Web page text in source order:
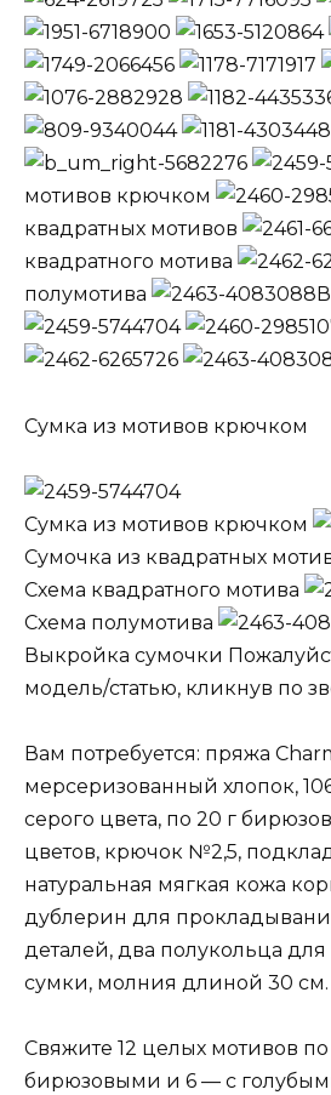
мотивов крючком
квадратных мотивов
квадратного мотива
полумотива
Сумка из мотивов крючком
Сумка из мотивов крючком
Сумочка из квадратных
Схема квадратного мотива
Схема полумотива
Выкройка сумочки
модель/статью, кликнув по
Вам потребуется: пряжа
мерсеризованный хлопок,
серого цвета, по 20 г
цветов, крючок №2,5,
натуральная мягкая кожа
дублерин для
деталей, два полукольца
сумки, молния длиной 30 см.
Свяжите 12 целых мотивов по
бирюзовыми и 6 — с